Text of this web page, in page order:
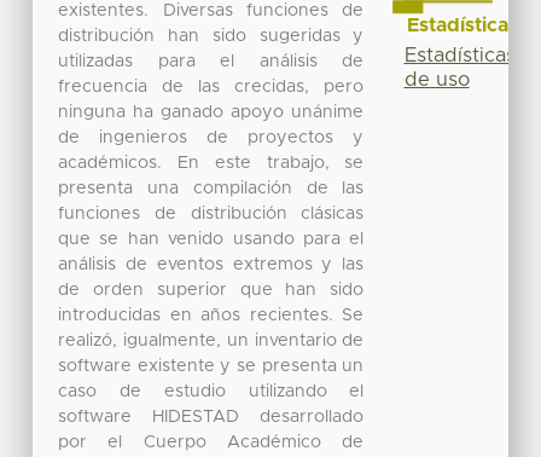
existentes. Diversas funciones de
distribución han sido sugeridas y
utilizadas para el análisis de
frecuencia de las crecidas, pero
ninguna ha ganado apoyo unánime
de ingenieros de proyectos y
académicos. En este trabajo, se
presenta una compilación de las
funciones de distribución clásicas
que se han venido usando para el
análisis de eventos extremos y las
de orden superior que han sido
introducidas en años recientes. Se
realizó, igualmente, un inventario de
software existente y se presenta un
caso de estudio utilizando el
software HIDESTAD desarrollado
por el Cuerpo Académico de
Estadísticas
Estadísticas
de uso